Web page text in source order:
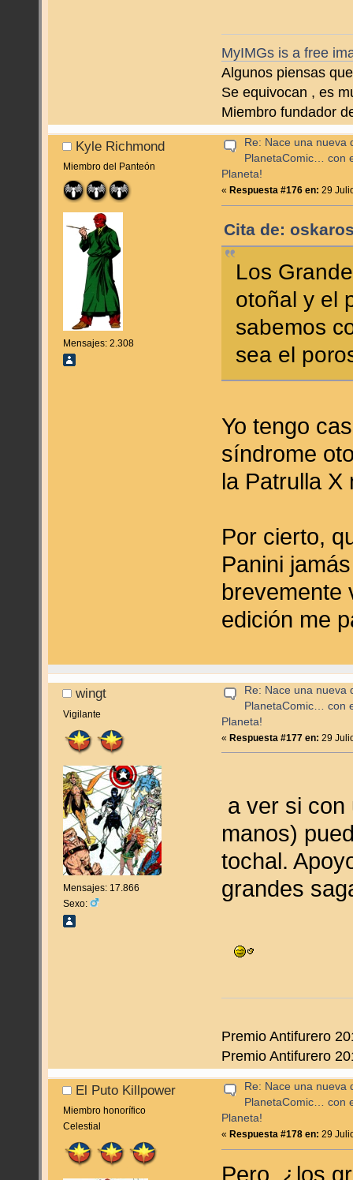
MyIMGs is a free
Algunos piensas
Se equivocan , es
Miembro fundador
Kyle Richmond
Miembro del Panteón
Mensajes: 2.308
Re: Nace una nueva
PlanetaComic… con
Planeta!
« Respuesta #176 en: 29
Cita de:
Los
otoñal y el
sabemos
sea el
Yo tengo
síndrome
la Patrulla X
Por cierto,
Panini
brevemente
edición me
wingt
Vigilante
Mensajes: 17.866
Sexo:
Re: Nace una nueva
PlanetaComic… con
Planeta!
«Respuesta #177 en: 29
a ver si con
manos)
tochal.
grandes
Premio Antifurero
Premio Antifurero
El Puto Killpower
Miembro honorífico
Celestial
Re: Nace una nueva
PlanetaComic… con
Planeta!
« Respuesta #178 en: 29
Pero, ¿los